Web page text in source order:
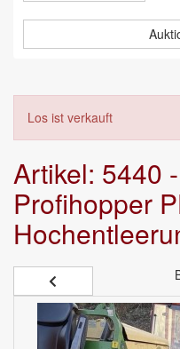
Los ist verkauft
Artikel: 5440
Profihopper